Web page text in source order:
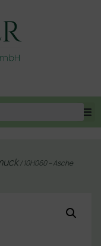
/ 10H060 – Asche